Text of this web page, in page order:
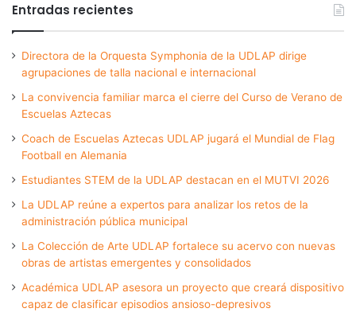
Entradas recientes
Directora de la Orquesta Symphonia de la UDLAP dirige
agrupaciones de talla nacional e internacional
La convivencia familiar marca el cierre del Curso de Verano de
Escuelas Aztecas
Coach de Escuelas Aztecas UDLAP jugará el Mundial de Flag
Football en Alemania
Estudiantes STEM de la UDLAP destacan en el MUTVI 2026
La UDLAP reúne a expertos para analizar los retos de la
administración pública municipal
La Colección de Arte UDLAP fortalece su acervo con nuevas
obras de artistas emergentes y consolidados
Académica UDLAP asesora un proyecto que creará dispositivo
capaz de clasificar episodios ansioso-depresivos